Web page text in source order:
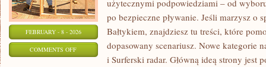
FEBRUARY - 8 - 2026
COMMENTS OFFON
użytecznymi podpowiedziami – od
po bezpieczne pływanie. Jeśli marzysz o
Bałtykiem, znajdziesz tu treści, które
dopasowany scenariusz. Nowe kategorie
i Surferski radar. Główną ideą strony jest